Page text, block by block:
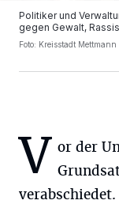
Politiker und
gegen Gewalt,
Foto: Kreisstadt Mettmann
V or der